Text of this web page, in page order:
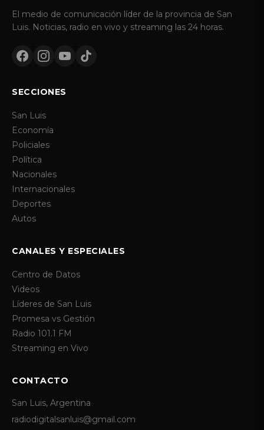
El medio de comunicación líder de la provincia de San
Luis. Noticias, radio en vivo y streaming las 24 horas.
SECCIONES
San Luis
Economía
Policiales
Política
Nacionales
Internacionales
Deportes
Autos
CANALES Y ESPECIALES
Centro de Datos
Videos
Líderes de San Luis
Promesa vs Gestión
Radio 101.1 FM
Streaming en Vivo
CONTACTO
San Luis, Argentina
radiodigitalsanluis@gmail.com